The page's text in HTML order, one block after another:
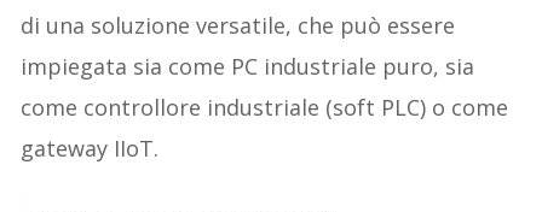
di una soluzione versatile, che può essere
impiegata sia come PC industriale puro, sia
come controllore industriale (soft PLC) o come
gateway IIoT.